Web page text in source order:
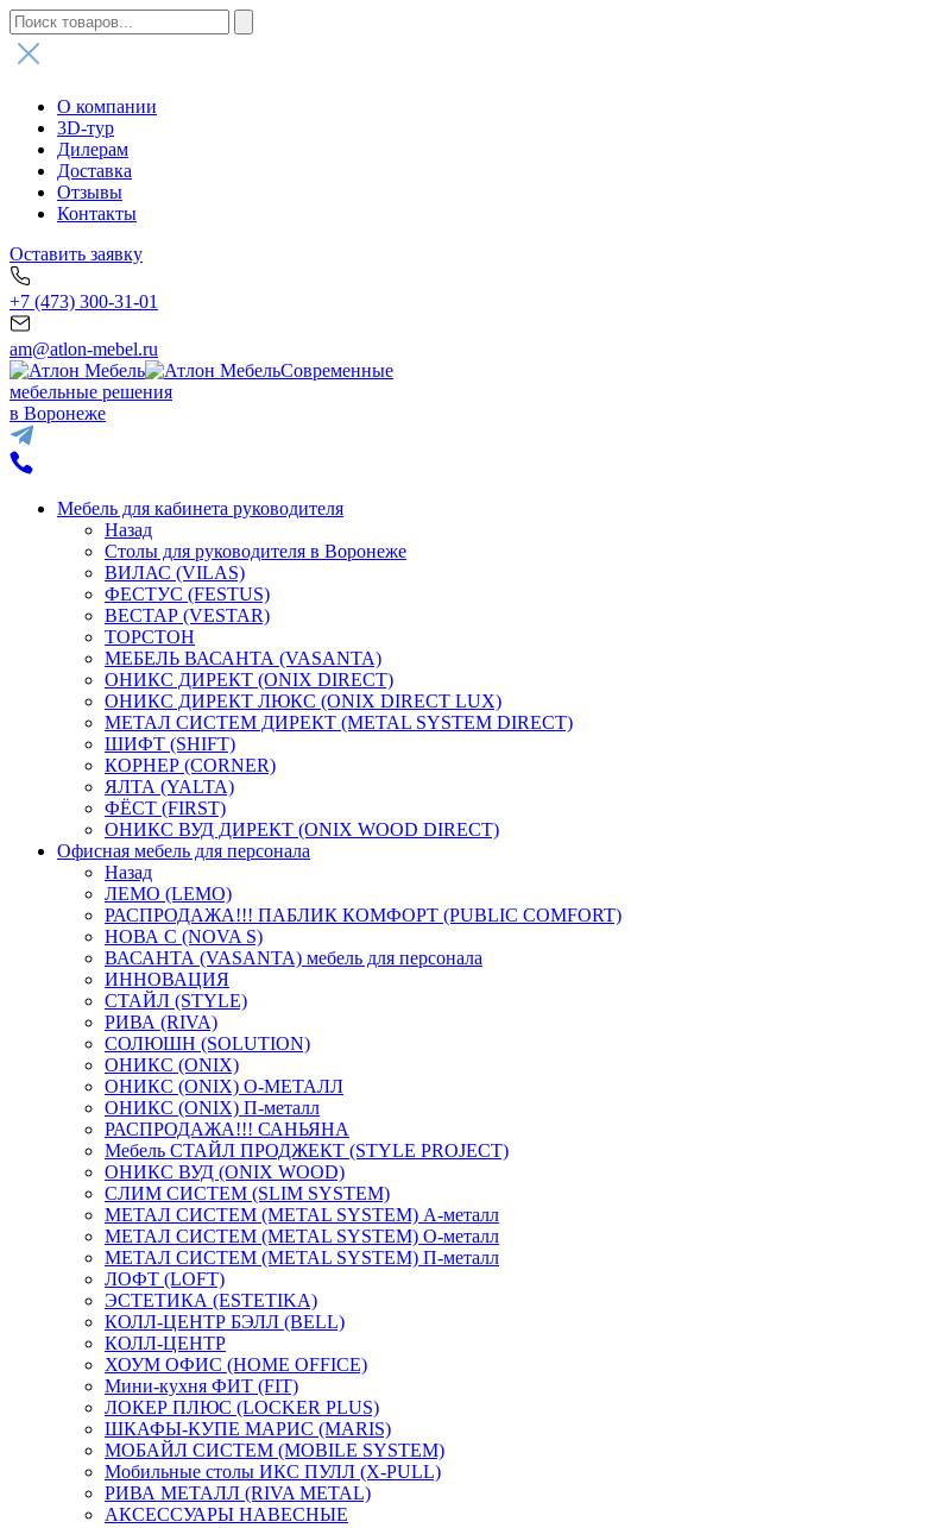
О компании
3D-тур
Дилерам
Доставка
Отзывы
Контакты
Оставить заявку
+7 (473) 300-31-01
am@atlon-mebel.ru
Современные
мебельные решения
в Воронеже
Мебель для кабинета руководителя
Назад
Столы для руководителя в Воронеже
ВИЛАС (VILAS)
ФЕСТУС (FESTUS)
ВЕСТАР (VESTAR)
ТОРСТОН
МЕБЕЛЬ ВАСАНТА (VASANTA)
ОНИКС ДИРЕКТ (ONIX DIRECT)
ОНИКС ДИРЕКТ ЛЮКС (ONIX DIRECT LUX)
МЕТАЛ СИСТЕМ ДИРЕКТ (METAL SYSTEM DIRECT)
ШИФТ (SHIFT)
КОРНЕР (CORNER)
ЯЛТА (YALTA)
ФЁСТ (FIRST)
ОНИКС ВУД ДИРЕКТ (ONIX WOOD DIRECT)
Офисная мебель для персонала
Назад
ЛЕМО (LEMO)
РАСПРОДАЖА!!! ПАБЛИК КОМФОРТ (PUBLIC COMFORT)
НОВА С (NOVA S)
ВАСАНТА (VASANTA) мебель для персонала
ИННОВАЦИЯ
СТАЙЛ (STYLE)
РИВА (RIVA)
СОЛЮШН (SOLUTION)
ОНИКС (ONIX)
ОНИКС (ONIX) O-МЕТАЛЛ
ОНИКС (ONIX) П-металл
РАСПРОДАЖА!!! САНЬЯНА
Мебель СТАЙЛ ПРОДЖЕКТ (STYLE PROJECT)
ОНИКС ВУД (ONIX WOOD)
СЛИМ СИСТЕМ (SLIM SYSTEM)
МЕТАЛ СИСТЕМ (METAL SYSTEM) А-металл
МЕТАЛ СИСТЕМ (METAL SYSTEM) О-металл
МЕТАЛ СИСТЕМ (METAL SYSTEM) П-металл
ЛОФТ (LOFT)
ЭСТЕТИКА (ESTETIKA)
КОЛЛ-ЦЕНТР БЭЛЛ (BELL)
КОЛЛ-ЦЕНТР
ХОУМ ОФИС (HOME OFFICE)
Мини-кухня ФИТ (FIT)
ЛОКЕР ПЛЮС (LOCKER PLUS)
ШКАФЫ-КУПЕ МАРИС (MARIS)
МОБАЙЛ СИСТЕМ (MOBILE SYSTEM)
Мобильные столы ИКС ПУЛЛ (X-PULL)
РИВА МЕТАЛЛ (RIVA METAL)
АКСЕССУАРЫ НАВЕСНЫЕ